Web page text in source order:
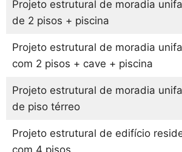
Projeto estrutural de moradia
de 2 pisos + piscina
Projeto estrutural de moradia
com 2 pisos + cave + piscina
Projeto estrutural de moradia
de piso térreo
Projeto estrutural de edifício
com 4 pisos